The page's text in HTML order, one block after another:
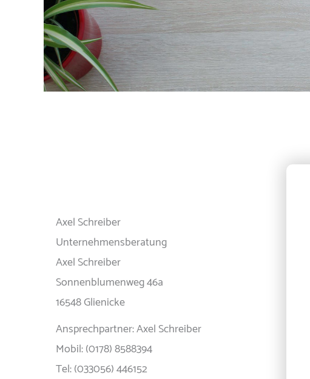
Axel Schreiber
Unternehmensberatung
Axel Schreiber
Sonnenblumenweg 46a
16548 Glienicke
Ansprechpartner: Axel Schreiber
Mobil: (0178) 8588394
Tel: (033056) 446152